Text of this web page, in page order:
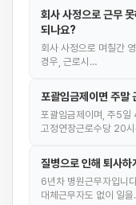
회사 사정으로 근무
되나요?
회사 사정으로 며칠간
경우, 근로시…
포괄임금제이면 주말
포괄임금제이며, 주5일
고정연장근로수당 20
질병으로 인해 퇴사하
6년차 병원근무자입니
대체근무자도 없이 일